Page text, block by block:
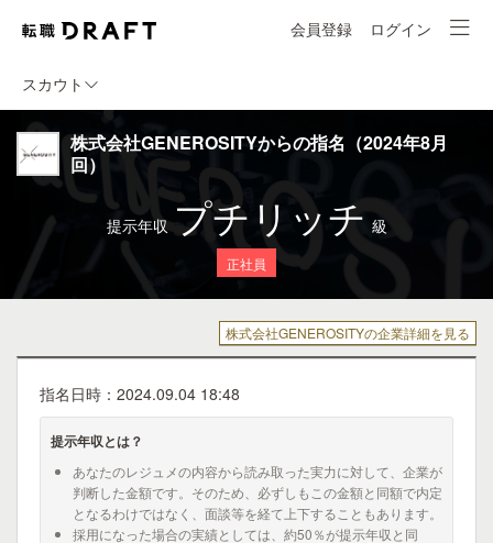
会員登録 ログイン
スカウト
株式会社GENEROSITYからの指名（2024年8月
回）
提示年収 プチリッチ 級
正社員
株式会社GENEROSITYの企業詳細を見る
指名日時：2024.09.04 18:48
提示年収とは？
あなたのレジュメの内容から読み取った実力に対して、企業が
判断した金額です。そのため、必ずしもこの金額と同額で内定
となるわけではなく、面談等を経て上下することもあります。
採用になった場合の実績としては、約50％が提示年収と同